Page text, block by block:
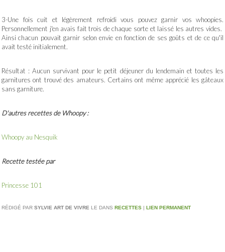
3-Une fois cuit et légèrement refroidi vous pouvez garnir vos whoopies.
Personnellement j'en avais fait trois de chaque sorte et laissé les autres vides.
Ainsi chacun pouvait garnir selon envie en fonction de ses goûts et de ce qu'il
avait testé initialement.
Résultat : Aucun survivant pour le petit déjeuner du lendemain et toutes les
garnitures ont trouvé des amateurs. Certains ont même apprécié les gâteaux
sans garniture.
D'autres recettes de Whoopy :
Whoopy au Nesquik
Recette testée par
Princesse 101
RÉDIGÉ PAR SYLVIE ART DE VIVRE LE DANS RECETTES | LIEN PERMANENT